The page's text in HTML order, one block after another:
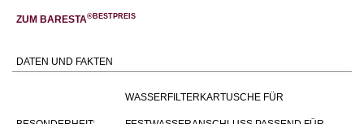
ZUM BARESTA®BESTPREIS
DATEN UND FAKTEN
WASSERFILTERKARTUSCHE FÜR